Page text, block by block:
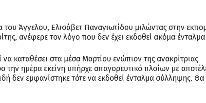
του Άγγελου, Ελισάβετ Παναγιωτίδου μιλώντας στην
ανέφερε τον λόγο που δεν έχει εκδοθεί ακόμα
καταθέσει στα μέσα Μαρτίου ενώπιον της ανακρίτριας
την ημέρα εκείνη υπήρχε απαγορευτικό πλοίων με
δεν εμφανίστηκε τότε να εκδοθεί ένταλμα σύλληψης.